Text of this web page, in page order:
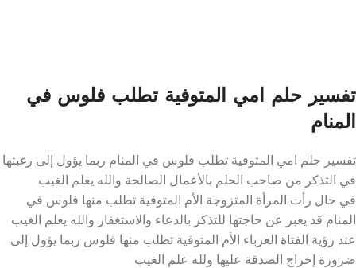
تفسير حلم امي المتوفية تطلب فلوس في
المنام
تفسير حلم امي المتوفية تطلب فلوس في المنام ربما يؤول إلى رغبتها
في التذكر من صاحب الحلم بالأعمال الصالحة والله يعلم الغيب
في حال رأت المرأة المتزوجة الأم المتوفية تطلب منها فلوس في
المنام قد يعبر عن حاجتها للتذكر بالدعاء والاستغفار والله يعلم الغيب
عند رؤية الفتاة العزباء الأم المتوفية تطلب منها فلوس ربما يؤول إلى
ضرورة إخراج الصدقة عليها ولله علم الغيب